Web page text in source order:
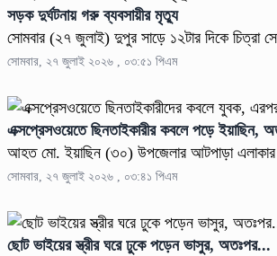
সড়ক দুর্ঘটনায় গরু ব্যবসায়ীর মৃত্যু
সোমবার (২৭ জুলাই) দুপুর সাড়ে ১২টার দিকে চিত্রা
সোমবার, ২৭ জুলাই ২০২৬ , ০৩:৫১ পিএম
এক্সপ্রেসওয়েতে ছিনতাইকারীর কবলে পড়ে ইয়াছিন,
আহত মো. ইয়াছিন (৩০) উপজেলার আটপাড়া এলাকার
সোমবার, ২৭ জুলাই ২০২৬ , ০৩:৪১ পিএম
ছোট ভাইয়ের স্ত্রীর ঘরে ঢুকে পড়েন ভাসুর, অতঃপর...